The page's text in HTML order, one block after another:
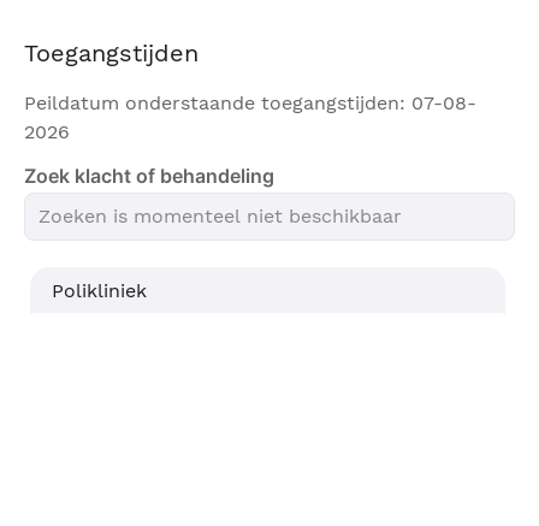
Toegangstijden
Peildatum onderstaande toegangstijden: 07-08-
2026
Zoek klacht of behandeling
Polikliniek